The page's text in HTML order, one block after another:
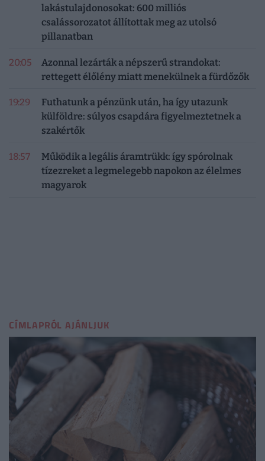
lakástulajdonosokat: 600 milliós
csalássorozatot állítottak meg az utolsó
pillanatban
20:05
Azonnal lezárták a népszerű strandokat:
rettegett élőlény miatt menekülnek a fürdőzők
19:29
Futhatunk a pénzünk után, ha így utazunk
külföldre: súlyos csapdára figyelmeztetnek a
szakértők
18:57
Működik a legális áramtrükk: így spórolnak
tízezreket a legmelegebb napokon az élelmes
magyarok
CÍMLAPRÓL AJÁNLJUK